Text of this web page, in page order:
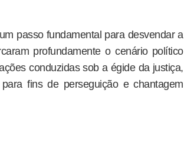
passo fundamental para desvendar a
profundamente o cenário político
conduzidas sob a égide da justiça,
fins de perseguição e chantagem